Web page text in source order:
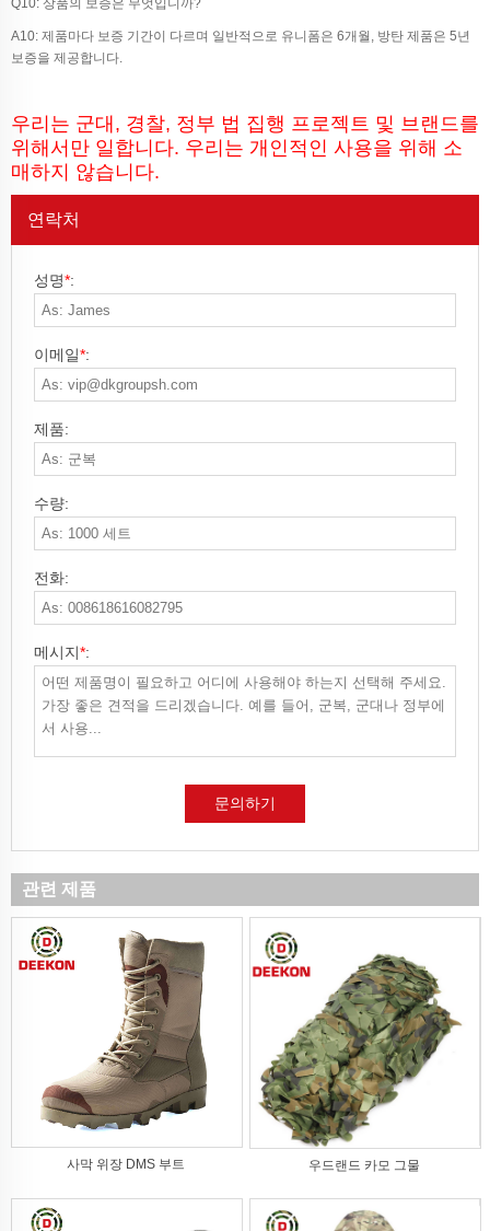
Q10: 상품의 보증은 무엇입니까?
A10: 제품마다 보증 기간이 다르며 일반적으로 유니폼은 6개월, 방탄 제품은 5년
보증을 제공합니다.
우리는 군대, 경찰, 정부 법 집행 프로젝트 및 브랜드를
위해서만 일합니다. 우리는 개인적인 사용을 위해 소
매하지 않습니다.
연락처
성명*:
이메일*:
제품:
수량:
전화:
메시지*:
문의하기
관련 제품
사막 위장 DMS 부트 우드랜드 카모 그물